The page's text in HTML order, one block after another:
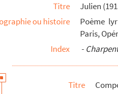
Titre
Julien
ou histoire
Poème
Paris,
Index
-
Titre